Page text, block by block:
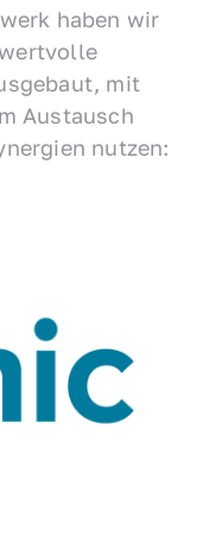
haben wir
mit
Austausch
nutzen: